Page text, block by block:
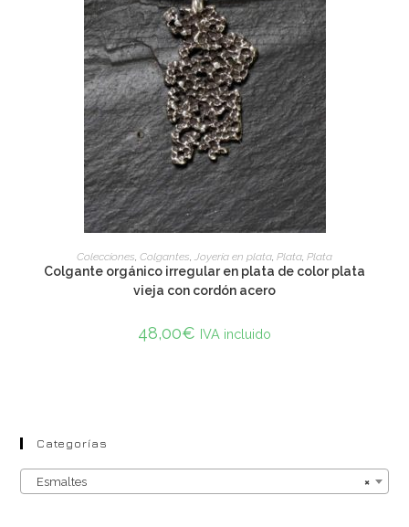
ADD TO CART
Colecciones, Colgantes, Joyería en plata, Plata, Plata
Colgante orgánico irregular en plata de color plata
vieja con cordón acero
48,00€ IVA incluido
Categorías
×
Esmaltes